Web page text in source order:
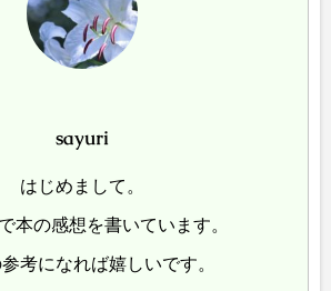
sayuri
はじめまして。
本の感想を書いています。
考になれば嬉しいです。